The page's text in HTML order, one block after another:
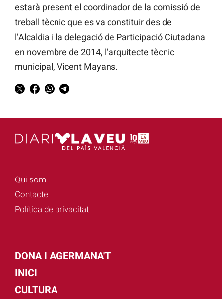
estarà present el coordinador de la comissió de
treball tècnic que es va constituir des de
l’Alcaldia i la delegació de Participació Ciutadana
en novembre de 2014, l’arquitecte tècnic
municipal, Vicent Mayans.
Qui som
Contacte
Política de privacitat
DONA I AGERMANA'T
INICI
CULTURA